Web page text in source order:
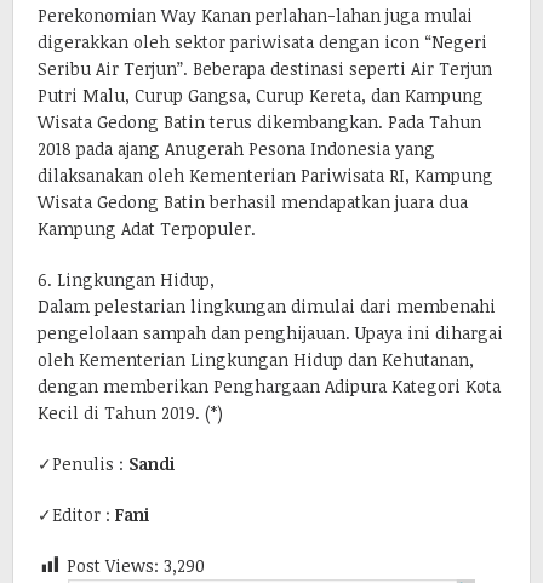
Perekonomian Way Kanan perlahan-lahan juga mulai
digerakkan oleh sektor pariwisata dengan icon “Negeri
Seribu Air Terjun”. Beberapa destinasi seperti Air Terjun
Putri Malu, Curup Gangsa, Curup Kereta, dan Kampung
Wisata Gedong Batin terus dikembangkan. Pada Tahun
2018 pada ajang Anugerah Pesona Indonesia yang
dilaksanakan oleh Kementerian Pariwisata RI, Kampung
Wisata Gedong Batin berhasil mendapatkan juara dua
Kampung Adat Terpopuler.
6. Lingkungan Hidup,
Dalam pelestarian lingkungan dimulai dari membenahi
pengelolaan sampah dan penghijauan. Upaya ini dihargai
oleh Kementerian Lingkungan Hidup dan Kehutanan,
dengan memberikan Penghargaan Adipura Kategori Kota
Kecil di Tahun 2019. (*)
✓Penulis : Sandi
✓Editor : Fani
Post Views: 3,290